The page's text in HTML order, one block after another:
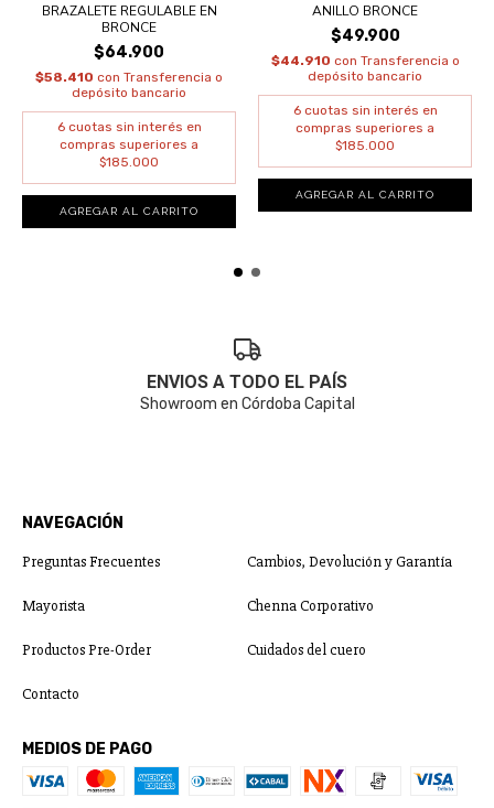
BRAZALETE REGULABLE EN
BRONCE
$64.900
$58.410 con Transferencia o
depósito bancario
ANILLO BRONCE
$49.900
$44.910 con Transferencia o
depósito bancario
AGREGAR AL CARRITO
ENVIOS A TODO EL PAÍS
Showroom en Córdoba Capital
NAVEGACIÓN
Preguntas Frecuentes Cambios, Devolución y Garantía
Mayorista Chenna Corporativo
Productos Pre-Order Cuidados del cuero
Contacto
MEDIOS DE PAGO